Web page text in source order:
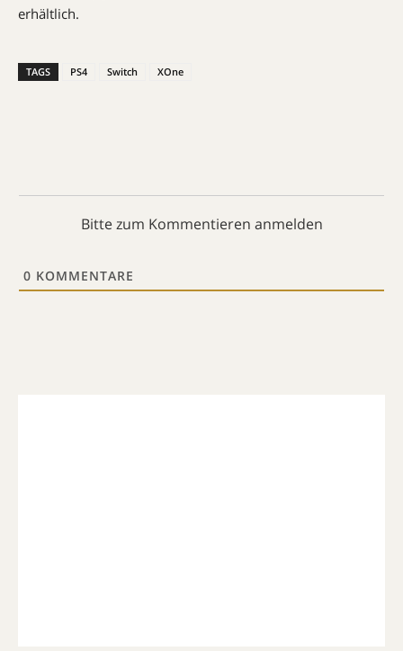
erhältlich.
TAGS PS4 Switch XOne
Bitte zum Kommentieren anmelden
0 KOMMENTARE